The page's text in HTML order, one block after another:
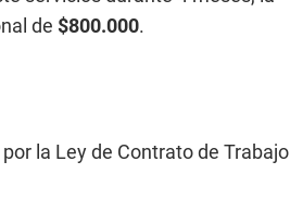
de $800.000.
la Ley de Contrato de Trabajo